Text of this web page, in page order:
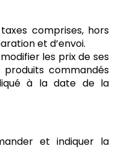
comprises, hors
et d’envoi.
les prix de ses
commandés
à la date de la
et indiquer la